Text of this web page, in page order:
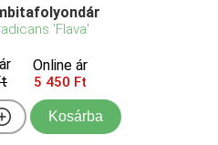
'Flava'
Online ár
5 450 Ft
Kosárba